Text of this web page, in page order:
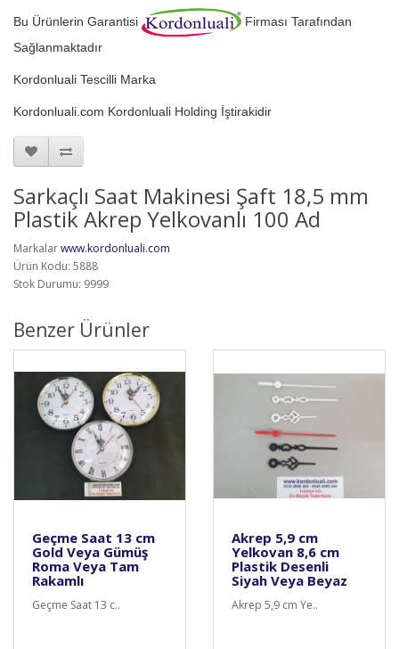
Bu Ürünlerin Garantisi
Firması Tarafından
Sağlanmaktadır
Kordonluali Tescilli Marka
Kordonluali.com Kordonluali Holding İştirakidir
Sarkaçlı Saat Makinesi Şaft 18,5 mm
Plastik Akrep Yelkovanlı 100 Ad
Markalarwww.kordonluali.com
Ürün Kodu: 5888
Stok Durumu: 9999
Benzer Ürünler
Geçme Saat 13 cm
Gold Veya Gümüş
Roma Veya Tam
Rakamlı
Geçme Saat 13 c..
Akrep 5,9 cm
Yelkovan 8,6 cm
Plastik Desenli
Siyah Veya Beyaz
Akrep 5,9 cm Ye..